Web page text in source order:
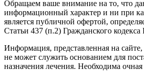
Обращаем ваше внимание на то, что
информационный характер и ни при
является публичной офертой,
Статьи 437 (п.2) Гражданского
Информация, представленная на сайте,
не может служить основанием для
назначения лечения. Необходима очная